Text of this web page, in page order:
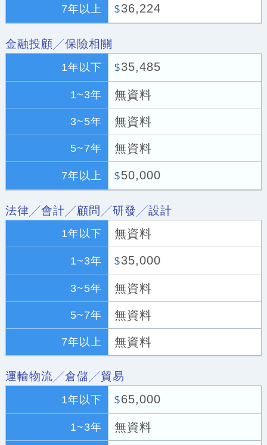
7年以上 $36,224
金融投顧╱保險相關
1年以下 $35,485
1~3年 無資料
3~5年 無資料
5~7年 無資料
7年以上 $50,000
法律╱會計╱顧問╱研發╱設計
1年以下 無資料
1~3年 $35,000
3~5年 無資料
5~7年 無資料
7年以上 無資料
運輸物流╱倉儲╱貿易
1年以下 $65,000
1~3年 無資料